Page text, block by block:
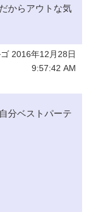
からアウトな気
2016年12月28日
9:57:42 AM
分ベストパーテ